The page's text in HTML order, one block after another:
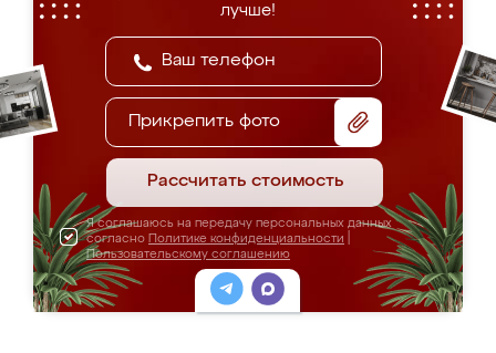
лучше!
Прикрепить фото
Рассчитать стоимость
Я соглашаюсь на передачу персональных данных
согласно Политике конфиденциальности
Пользовательскому соглашению